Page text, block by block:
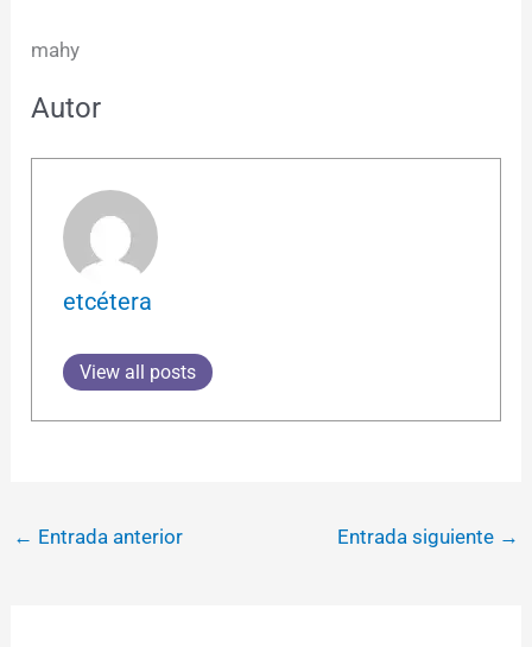
mahy
Autor
etcétera
View all posts
← Entrada anterior Entrada siguiente →